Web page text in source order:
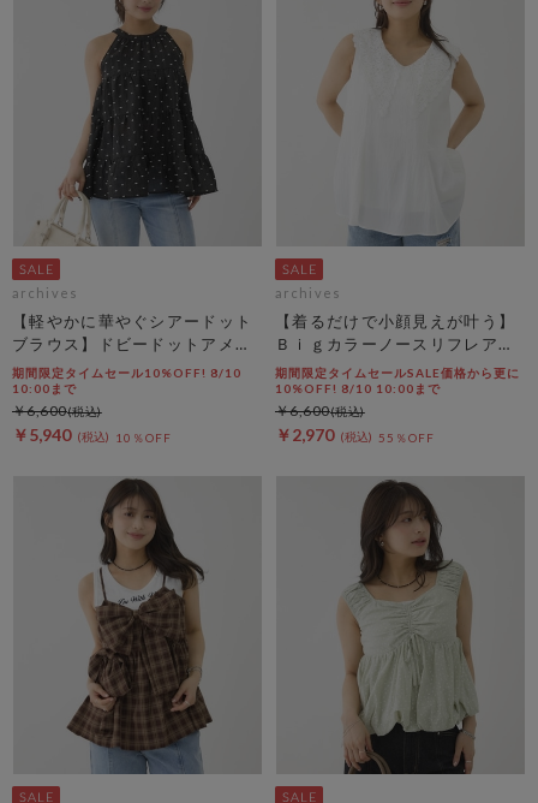
archives
【軽やかに華やぐシアードット
ブラウス】ドビードットアメス
リティアードブラウス
期間限定タイムセール10%OFF! 8/10
10:00まで
￥5,940 10％OFF
￥6,600
archives
【着るだけで小顔見えが叶う】
Ｂｉｇカラーノースリフレアブ
ラウス
期間限定タイムセールSALE価格から更に
10%OFF! 8/10 10:00まで
￥2,970 55％OFF
￥6,600